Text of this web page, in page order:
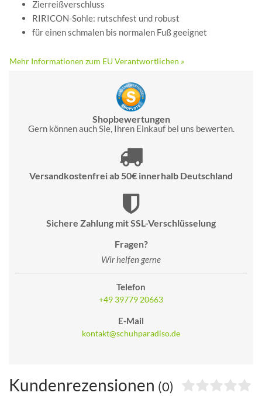
Zierreißverschluss
RIRICON-Sohle: rutschfest und robust
für einen schmalen bis normalen Fuß geeignet
Mehr Informationen zum EU Verantwortlichen »
Shopbewertungen
Gern können auch Sie, Ihren Einkauf bei uns bewerten.
Versandkostenfrei ab 50€ innerhalb Deutschland
Sichere Zahlung mit SSL-Verschlüsselung
Fragen?
Wir helfen gerne
Telefon
+49 39779 20663
E-Mail
kontakt@schuhparadiso.de
Kundenrezensionen (0)